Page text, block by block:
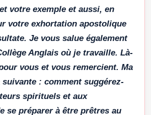
votre exemple et aussi, en
votre exhortation apostolique
Je vous salue également
Anglais où je travaille. Là-
vous et vous remercient. Ma
: comment suggérez-
spirituels et aux
se préparer à être prêtres au